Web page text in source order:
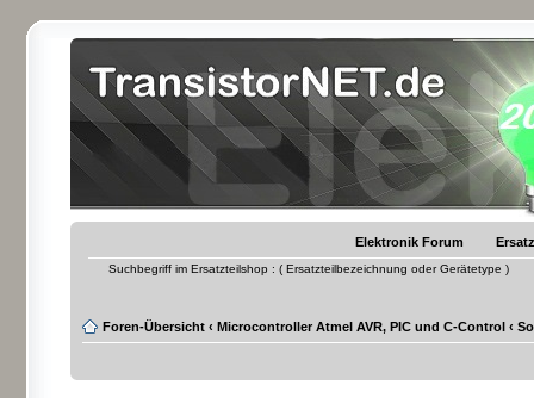
Elektronik Forum
Suchbegriff im Ersatzteilshop : ( Ersatzteilbezeichnung oder Gerätetype )
Foren-Übersicht ‹ Microcontroller Atmel AVR, PIC und C-Control ‹